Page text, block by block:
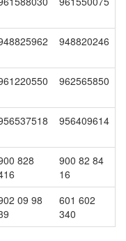
948820246
962565850
956409614
828
900 82 84
16
09 98
601 602
340